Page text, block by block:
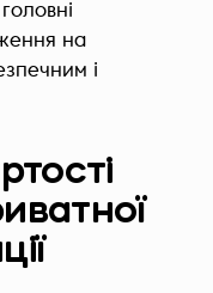
на
і